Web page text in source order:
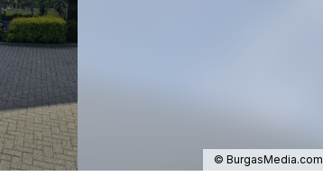
© BurgasMedia.com